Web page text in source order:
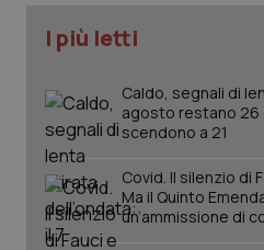
Tumori
Ulcera & Reflusso
Vaccini
I più letti
Caldo, segnali di
agosto restano 26
scendono a 21
Covid. Il silenzio di
Ma il Quinto
un’ammissione di
CookieScriptConsent